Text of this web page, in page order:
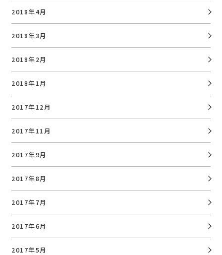
2018年4月
2018年3月
2018年2月
2018年1月
2017年12月
2017年11月
2017年9月
2017年8月
2017年7月
2017年6月
2017年5月